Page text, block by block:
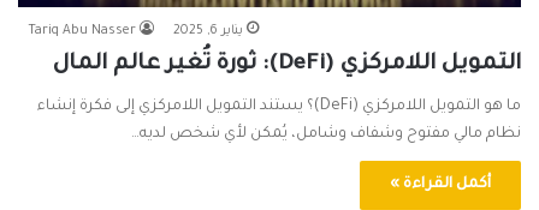
Tariq Abu Nasser يناير 6, 2025
التمويل اللامركزي (DeFi): ثورة تُغير عالم المال
ما هو التمويل اللامركزي (DeFi)؟ يستند التمويل اللامركزي إلى فكرة إنشاء
نظام مالي مفتوح وشفاف وشامل، يُمكن لأي شخص لديه…
أكمل القراءة »